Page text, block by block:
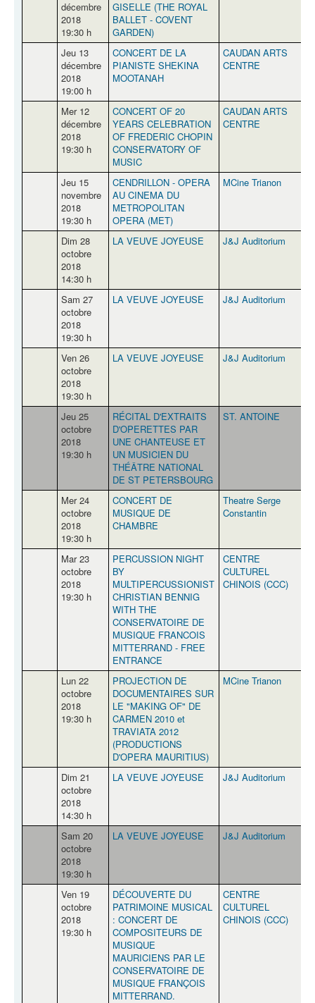
décembre
2018
19:30 h
GISELLE (THE ROYAL
BALLET - COVENT
GARDEN)
Jeu 13
décembre
2018
19:00 h
CONCERT DE LA
PIANISTE SHEKINA
MOOTANAH
CAUDAN ARTS
CENTRE
Mer 12
décembre
2018
19:30 h
CONCERT OF 20
YEARS CELEBRATION
OF FREDERIC CHOPIN
CONSERVATORY OF
MUSIC
CAUDAN ARTS
CENTRE
Jeu 15
novembre
2018
19:30 h
CENDRILLON - OPERA
AU CINEMA DU
METROPOLITAN
OPERA (MET)
MCine Trianon
Dim 28
octobre
2018
14:30 h
LA VEUVE JOYEUSE J&J Auditorium
Sam 27
octobre
2018
19:30 h
LA VEUVE JOYEUSE J&J Auditorium
Ven 26
octobre
2018
19:30 h
LA VEUVE JOYEUSE J&J Auditorium
Jeu 25
octobre
2018
19:30 h
RÉCITAL D'EXTRAITS
D'OPERETTES PAR
UNE CHANTEUSE ET
UN MUSICIEN DU
THÉÂTRE NATIONAL
DE ST PETERSBOURG
ST. ANTOINE
Mer 24
octobre
2018
19:30 h
CONCERT DE
MUSIQUE DE
CHAMBRE
Theatre Serge
Constantin
Mar 23
octobre
2018
19:30 h
PERCUSSION NIGHT
BY
MULTIPERCUSSIONIST
CHRISTIAN BENNIG
WITH THE
CONSERVATOIRE DE
MUSIQUE FRANCOIS
MITTERRAND - FREE
ENTRANCE
CENTRE
CULTUREL
CHINOIS (CCC)
Lun 22
octobre
2018
19:30 h
PROJECTION DE
DOCUMENTAIRES SUR
LE "MAKING OF" DE
CARMEN 2010 et
TRAVIATA 2012
(PRODUCTIONS
D'OPERA MAURITIUS)
MCine Trianon
Dim 21
octobre
2018
14:30 h
LA VEUVE JOYEUSE J&J Auditorium
Sam 20
octobre
2018
19:30 h
LA VEUVE JOYEUSE J&J Auditorium
Ven 19
octobre
2018
19:30 h
DÉCOUVERTE DU
PATRIMOINE MUSICAL
: CONCERT DE
COMPOSITEURS DE
MUSIQUE
MAURICIENS PAR LE
CONSERVATOIRE DE
MUSIQUE FRANÇOIS
MITTERRAND.
CENTRE
CULTUREL
CHINOIS (CCC)